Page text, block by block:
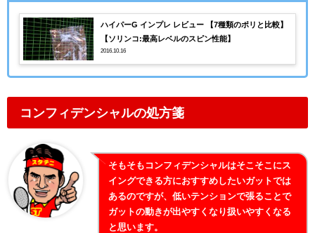
ハイパーG インプレ レビュー 【7種類のポリと比較】
【ソリンコ:最高レベルのスピン性能】
2016.10.16
コンフィデンシャルの処方箋
そもそもコンフィデンシャルはそこそこにス
イングできる方におすすめしたいガットでは
あるのですが、低いテンションで張ることで
ガットの動きが出やすくなり扱いやすくなる
と思います。